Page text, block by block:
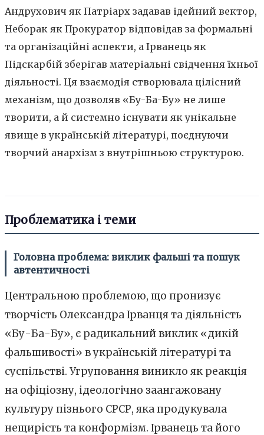
Андрухович як Патріарх задавав ідейний вектор,
Неборак як Прокуратор відповідав за формальні
та організаційні аспекти, а Ірванець як
Підскарбій зберігав матеріальні свідчення їхньої
діяльності. Ця взаємодія створювала цілісний
механізм, що дозволяв «Бу-Ба-Бу» не лише
творити, а й системно існувати як унікальне
явище в українській літературі, поєднуючи
творчий анархізм з внутрішньою структурою.
Проблематика і теми
Головна проблема: виклик фальші та пошук
автентичності
Центральною проблемою, що пронизує
творчість Олександра Ірванця та діяльність
«Бу-Ба-Бу», є радикальний виклик «дикій
фальшивості» в українській літературі та
суспільстві. Угруповання виникло як реакція
на офіціозну, ідеологічно заангажовану
культуру пізнього СРСР, яка продукувала
нещирість та конформізм. Ірванець та його